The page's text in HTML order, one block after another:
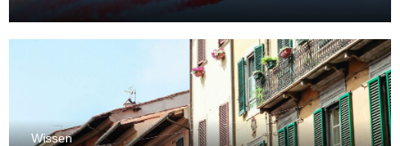
Wissen